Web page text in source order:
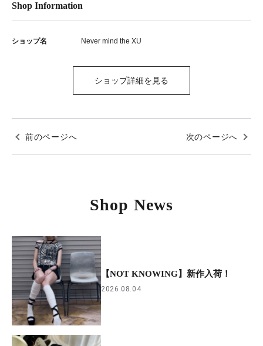
Shop Information
ショップ名 Never mind the XU
ショップ詳細を見る
前のページへ 次のページへ
Shop News
【NOT KNOWING】新作入荷！
2026.08.04